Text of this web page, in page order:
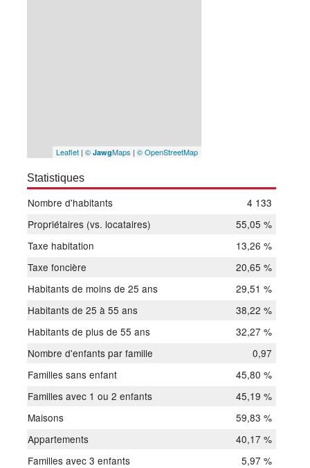
Leaflet| © JawgMaps | © OpenStreetMap
Statistiques
Nombre d'habitants
4 133
Propriétaires (vs. locataires)
55,05 %
Taxe habitation
13,26 %
Taxe foncière
20,65 %
Habitants de moins de 25 ans
29,51 %
Habitants de 25 à 55 ans
38,22 %
Habitants de plus de 55 ans
32,27 %
Nombre d'enfants par famille
0,97
Familles sans enfant
45,80 %
Familles avec 1 ou 2 enfants
45,19 %
Maisons
59,83 %
Appartements
40,17 %
Familles avec 3 enfants
5,97 %